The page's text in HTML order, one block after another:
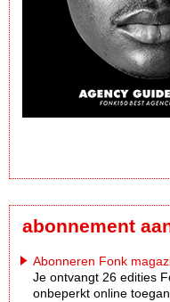
abonnement
Abonneren Fonk
Je ontvangt 26 edities
onbeperkt online